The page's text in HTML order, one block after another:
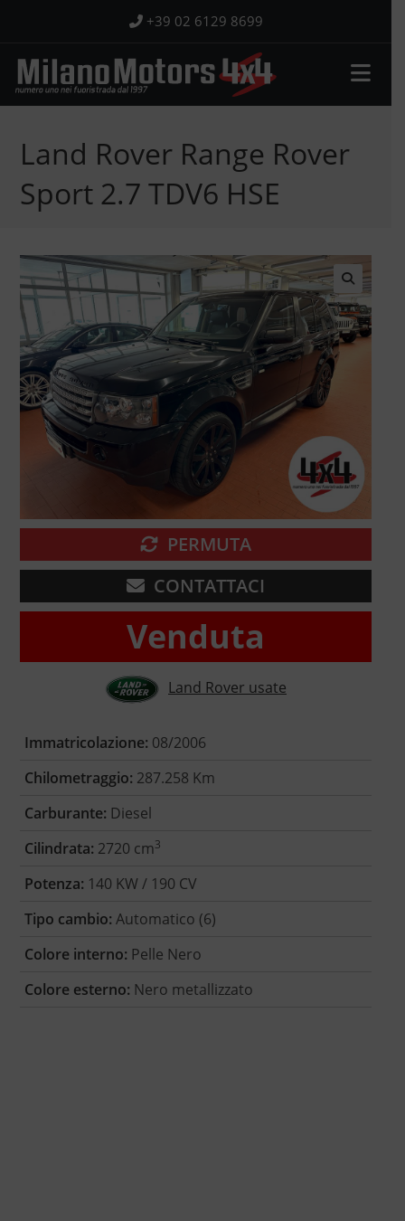
contenuto
+39 02 6129 8699
Land Rover Range Rover
Sport 2.7 TDV6 HSE
🔍
PERMUTA
CONTATTACI
Venduta
Land Rover usate
Immatricolazione: 08/2006
Chilometraggio: 287.258 Km
Carburante: Diesel
Cilindrata: 2720 cm3
Potenza: 140 KW / 190 CV
Tipo cambio: Automatico (6)
Colore interno: Pelle Nero
Colore esterno: Nero metallizzato